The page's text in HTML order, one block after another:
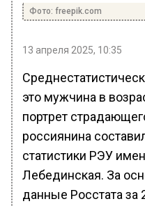
Фото: freepik.com
13 апреля 2025, 10:35
это мужчина в
портрет
россиянина
статистики РЭУ
Лебединская. За
данные Росстата за